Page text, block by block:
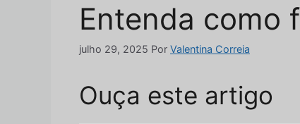
Entenda como
julho 29, 2025 Por Valentina Correia
Ouça este artigo